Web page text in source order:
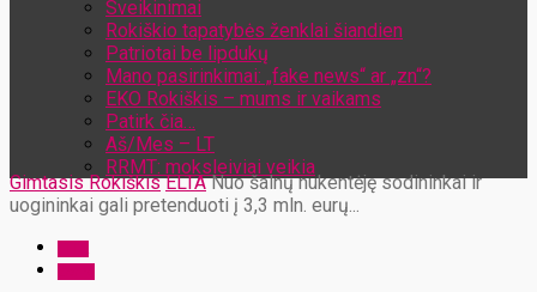
Sveikinimai
Rokiškio tapatybės ženklai šiandien
Patriotai be lipdukų
Mano pasirinkimai: „fake news“ ar „zn“?
EKO Rokiškis – mums ir vaikams
Patirk čia…
Aš/Mes – LT
RRMT: moksleiviai veikia
Gimtasis Rokiškis ELTA Nuo šalnų nukentėję sodininkai ir
uogininkai gali pretenduoti į 3,3 mln. eurų...